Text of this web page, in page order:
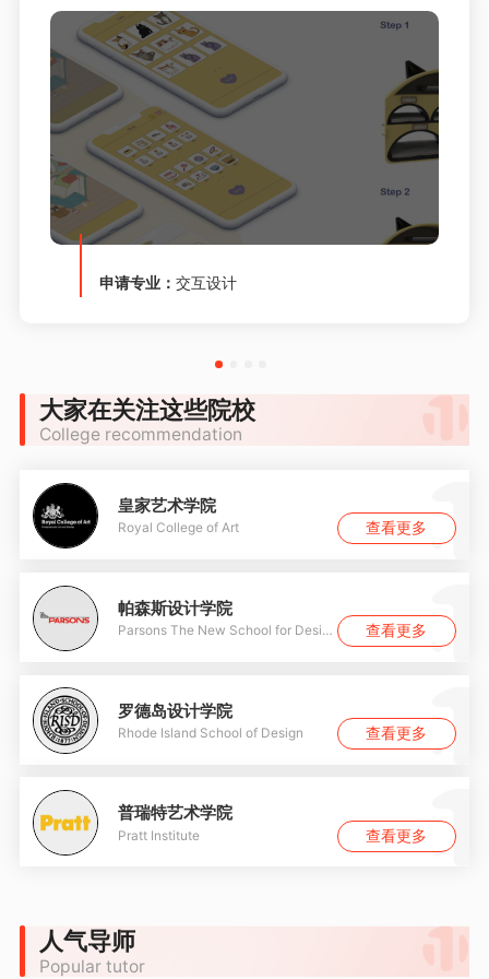
申请专业：交互设计
大家在关注这些院校
College recommendation
皇家艺术学院
Royal College of Art 查看更多
帕森斯设计学院
Parsons The New School for Design 查看更多
罗德岛设计学院
Rhode Island School of Design 查看更多
普瑞特艺术学院
Pratt Institute 查看更多
人气导师
Popular tutor